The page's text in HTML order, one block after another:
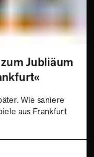
Jubliäum
Wie saniere
aus Frankfurt